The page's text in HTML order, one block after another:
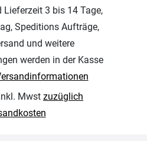
Lieferzeit 3 bis 14 Tage,
Speditions Aufträge,
und weitere
werden in der Kasse
Mwst zuzüglich